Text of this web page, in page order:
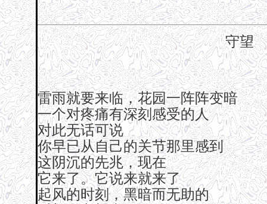
守望
雷雨就要来临，花园一阵阵变暗
一个对疼痛有深刻感受的人
对此无话可说
你早已从自己的关节那里感到
这阴沉的先兆，现在
它来了。它说来就来了
起风的时刻，黑暗而无助的